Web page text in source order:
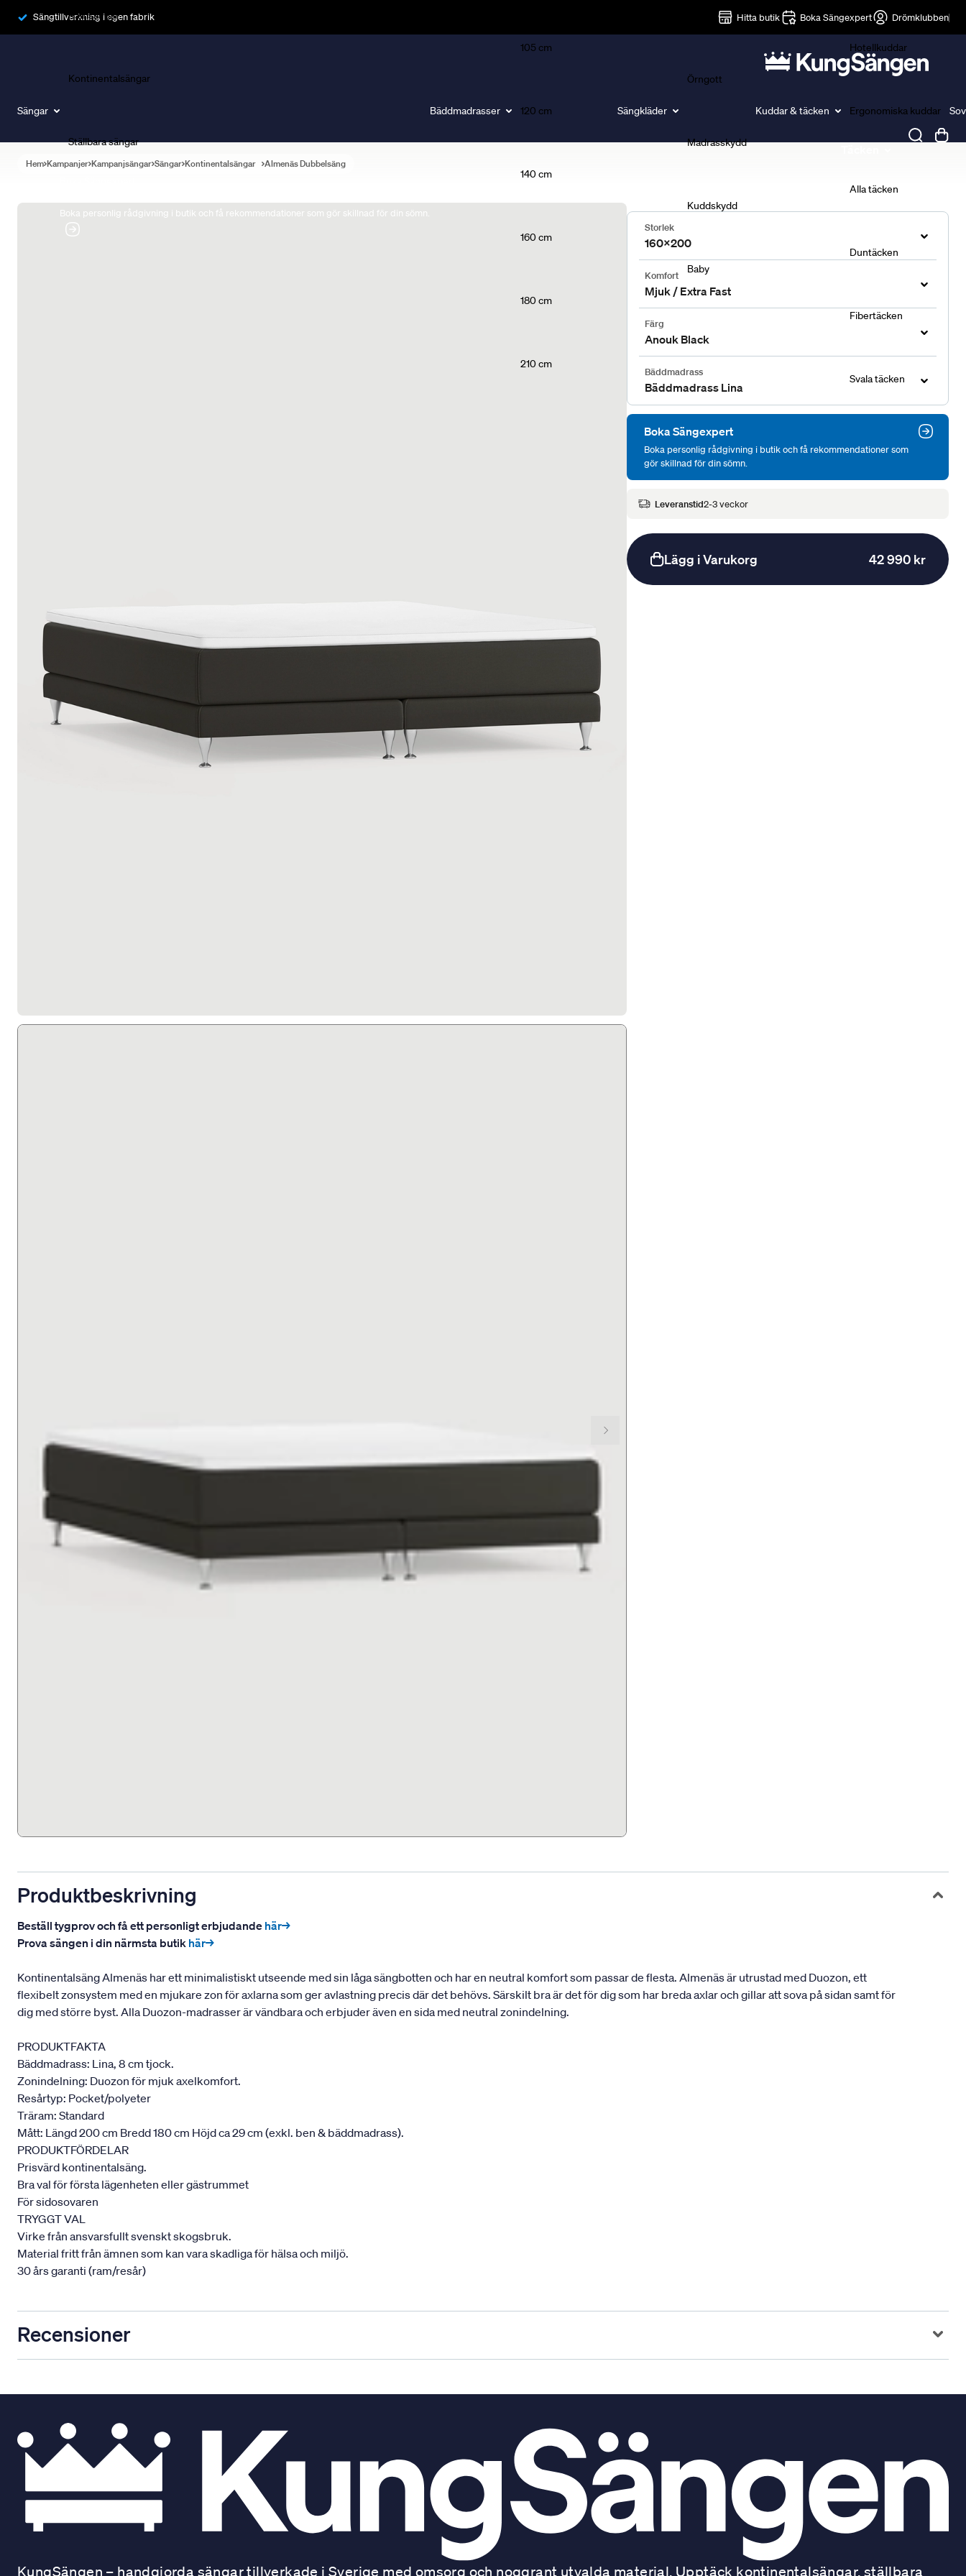
Sängtillverkning i egen fabrik Hitta butik Boka Sängexpert Drömklubben
Sängar
Ramsängar
Kontinentalsängar
Ställbara sängar
Boka personlig rådgivning i butik och få rekommendationer som gör skillnad för din sömn.
Bäddmadrasser
105 cm
120 cm
140 cm
160 cm
180 cm
210 cm
Sängkläder
Örngott
Madrasskydd
Kuddskydd
Baby
Kuddar & täcken
Hotellkuddar
Ergonomiska kuddar
Alla täcken
Duntäcken
Fibertäcken
Svala täcken
Hem Kampanjer Kampanjsängar Sängar Kontinentalsängar Almenäs Dubbelsäng
Storlek
160x200
Komfort
Mjuk / Extra Fast
Färg
Anouk Black
Bäddmadrass
Bäddmadrass Lina
Boka Sängexpert
Boka personlig rådgivning i butik och få rekommendationer som
gör skillnad för din sömn.
Leveranstid2-3 veckor
Lägg i Varukorg 42 990 kr
Produktbeskrivning
Beställ tygprov och få ett personligt erbjudande här→
Prova sängen i din närmsta butik här→
Kontinentalsäng Almenäs har ett minimalistiskt utseende med sin låga sängbotten och har en neutral komfort som passar de flesta. Almenäs är utrustad med Duozon, ett
flexibelt zonsystem med en mjukare zon för axlarna som ger avlastning precis där det behövs. Särskilt bra är det för dig som har breda axlar och gillar att sova på sidan samt för
dig med större byst. Alla Duozon-madrasser är vändbara och erbjuder även en sida med neutral zonindelning.
PRODUKTFAKTA
Bäddmadrass: Lina, 8 cm tjock.
Zonindelning: Duozon för mjuk axelkomfort.
Resårtyp: Pocket/polyeter
Träram: Standard
Mått: Längd 200 cm Bredd 180 cm Höjd ca 29 cm (exkl. ben & bäddmadrass).
PRODUKTFÖRDELAR
Prisvärd kontinentalsäng.
Bra val för första lägenheten eller gästrummet
För sidosovaren
TRYGGT VAL
Virke från ansvarsfullt svenskt skogsbruk.
Material fritt från ämnen som kan vara skadliga för hälsa och miljö.
30 års garanti (ram/resår)
Recensioner
KungSängen – handgjorda sängar tillverkade i Sverige med omsorg och noggrant utvalda material. Upptäck kontinentalsängar, ställbara